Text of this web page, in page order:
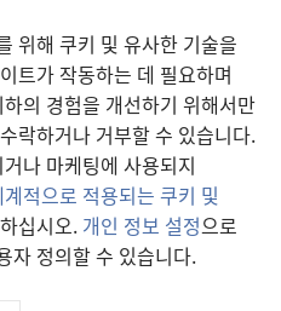
위해 쿠키 및 유사한 기술을
트가 작동하는 데 필요하며
의 경험을 개선하기 위해서만
락하거나 거부할 수 있습니다.
나 마케팅에 사용되지
적으로 적용되는 쿠키 및
십시오. 개인 정보 설정으로
자 정의할 수 있습니다.
받습니다.
and Tract Society of Pennsylvania.
정책| 개인 정보 보호 설정